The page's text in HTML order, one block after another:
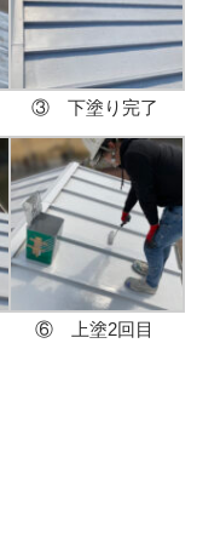
③ 下塗り完了
⑥ 上塗2回目